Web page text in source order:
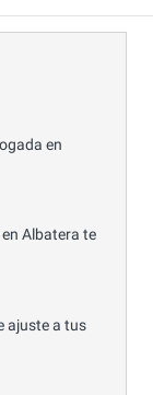
en
Albatera te
ajuste a tus